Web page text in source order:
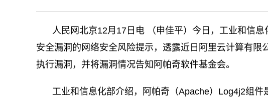
人民网北京12月17日电 （申佳平）今日，工业和信
安全漏洞的网络安全风险提示，透露近日阿里云计算有限
执行漏洞，并将漏洞情况告知阿帕奇软件基金会。
工业和信息化部介绍，阿帕奇（Apache）Log4j2组